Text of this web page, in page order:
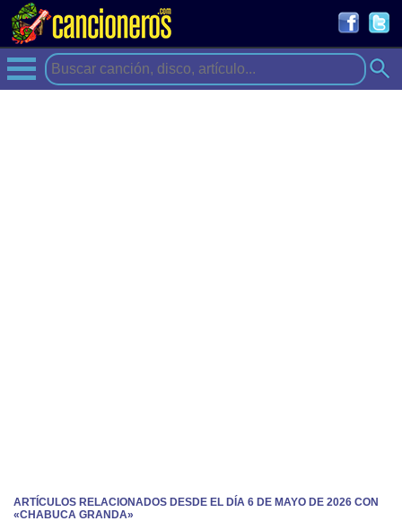
ARTÍCULOS RELACIONADOS DESDE EL DÍA 6 DE MAYO DE 2026 CON
«CHABUCA GRANDA»